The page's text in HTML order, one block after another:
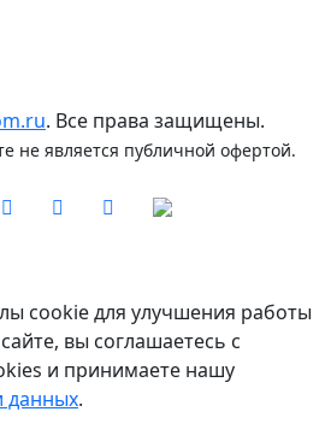
. Все права защищены.
не является публичной офертой.
cookie для улучшения работы
вы соглашаетесь с
и принимаете нашу
данных.